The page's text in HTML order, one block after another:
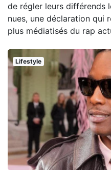
de régler leurs différends
nues, une déclaration qui
plus médiatisés du rap
Lifestyle